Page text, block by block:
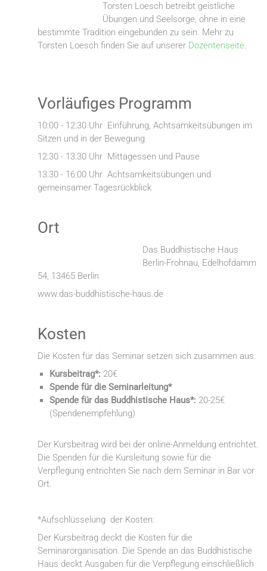
Torsten Loesch betreibt geistliche
Übungen und Seelsorge, ohne in eine
bestimmte Tradition eingebunden zu sein. Mehr zu
Torsten Loesch finden Sie auf unserer Dozentenseite.
Vorläufiges Programm
10:00 - 12:30 Uhr Einführung, Achtsamkeitsübungen im
Sitzen und in der Bewegung
12:30 - 13:30 Uhr Mittagessen und Pause
13:30 - 16:00 Uhr Achtsamkeitsübungen und
gemeinsamer Tagesrückblick
Ort
Das Buddhistische Haus
Berlin-Frohnau, Edelhofdamm
54, 13465 Berlin
www.das-buddhistische-haus.de
Kosten
Die Kosten für das Seminar setzen sich zusammen aus:
Kursbeitrag*: 20€
Spende für die Seminarleitung*
Spende für das Buddhistische Haus*: 20-25€
(Spendenempfehlung)
Der Kursbeitrag wird bei der online-Anmeldung entrichtet.
Die Spenden für die Kursleitung sowie für die
Verpflegung entrichten Sie nach dem Seminar in Bar vor
Ort.
*Aufschlüsselung der Kosten:
Der Kursbeitrag deckt die Kosten für die
Seminarorganisation. Die Spende an das Buddhistische
Haus deckt Ausgaben für die Verpflegung einschließlich